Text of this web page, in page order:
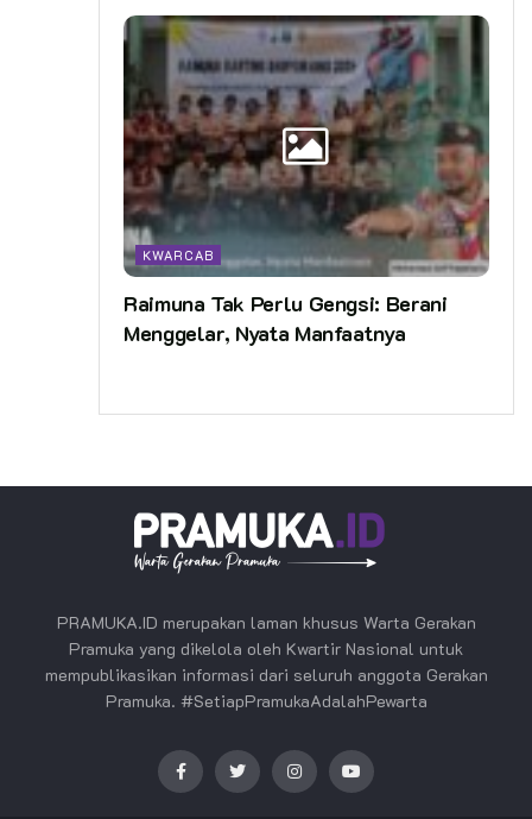
KWARCAB
Raimuna Tak Perlu Gengsi: Berani
Menggelar, Nyata Manfaatnya
PRAMUKA.ID merupakan laman khusus Warta Gerakan
Pramuka yang dikelola oleh Kwartir Nasional untuk
mempublikasikan informasi dari seluruh anggota Gerakan
Pramuka. #SetiapPramukaAdalahPewarta